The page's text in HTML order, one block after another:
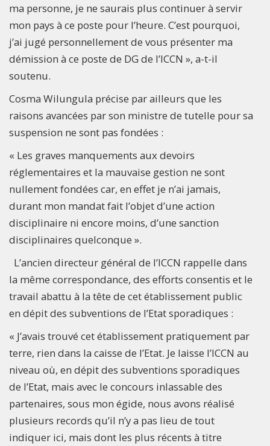
ma personne, je ne saurais plus continuer à servir
mon pays à ce poste pour l’heure. C’est pourquoi,
j’ai jugé personnellement de vous présenter ma
démission à ce poste de DG de l’ICCN », a-t-il
soutenu.
Cosma Wilungula précise par ailleurs que les
raisons avancées par son ministre de tutelle pour sa
suspension ne sont pas fondées :
« Les graves manquements aux devoirs
réglementaires et la mauvaise gestion ne sont
nullement fondées car, en effet je n’ai jamais,
durant mon mandat fait l’objet d’une action
disciplinaire ni encore moins, d’une sanction
disciplinaires quelconque ».
L’ancien directeur général de l’ICCN rappelle dans
la même correspondance, des efforts consentis et le
travail abattu à la tête de cet établissement public
en dépit des subventions de l’Etat sporadiques :
« J’avais trouvé cet établissement pratiquement par
terre, rien dans la caisse de l’Etat. Je laisse l’ICCN au
niveau où, en dépit des subventions sporadiques
de l’Etat, mais avec le concours inlassable des
partenaires, sous mon égide, nous avons réalisé
plusieurs records qu’il n’y a pas lieu de tout
indiquer ici, mais dont les plus récents à titre